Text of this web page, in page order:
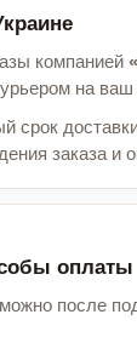
компанией
на ваш
срок
заказа и
оплаты
после